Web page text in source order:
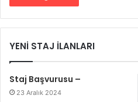
YENİ STAJ İLANLARI
Staj Başvurusu –
23 Aralık 2024